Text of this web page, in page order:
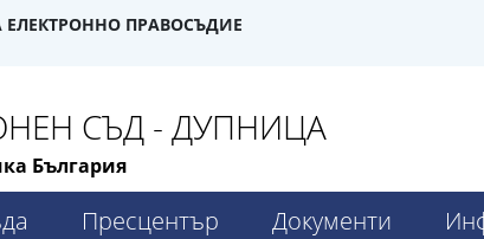
ПРАВОСЪДИЕ
СЪД - ДУПНИЦА
България
Пресцентър Документи